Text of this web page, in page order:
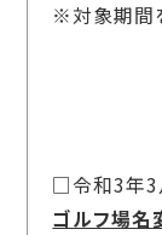
※対象期間
□令和3年3
ゴルフ場名